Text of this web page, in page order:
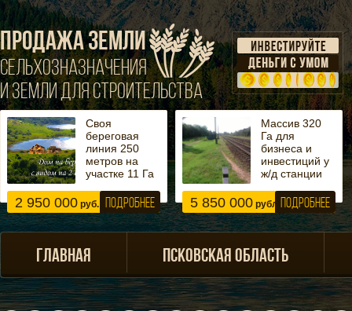
ПРОДАЖА ЗЕМЛИ
СЕЛЬХОЗНАЗНАЧЕНИЯ
И ЗЕМЛИ ДЛЯ СТРОИТЕЛЬСТВА
Своя
береговая
линия 250
метров на
участке 11 Га
2 950 000 руб. ПОДРОБНЕЕ
Массив 320
Га для
бизнеса и
инвестиций у
ж/д станции
5 850 000 рублейПОДРОБНЕЕ
ГЛАВНАЯ ПСКОВСКАЯ ОБЛАСТЬ